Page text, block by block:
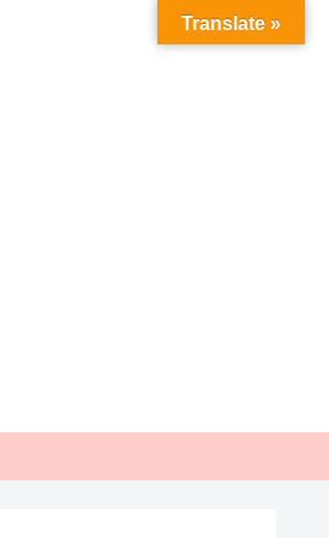
Translate »